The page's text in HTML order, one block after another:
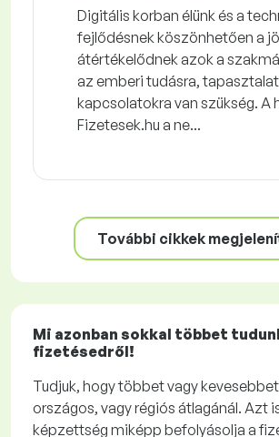
Digitális korban élünk és a
fejlődésnek köszönhetően a
átértékelődnek azok a
az emberi tudásra,
kapcsolatokra van szükség. A
Fizetesek.hu a ne...
További cikkek
Mi azonban sokkal többet
fizetésedről!
Tudjuk, hogy többet vagy
országos, vagy régiós átlagánál. Azt
képzettség miképp befolyásolja a